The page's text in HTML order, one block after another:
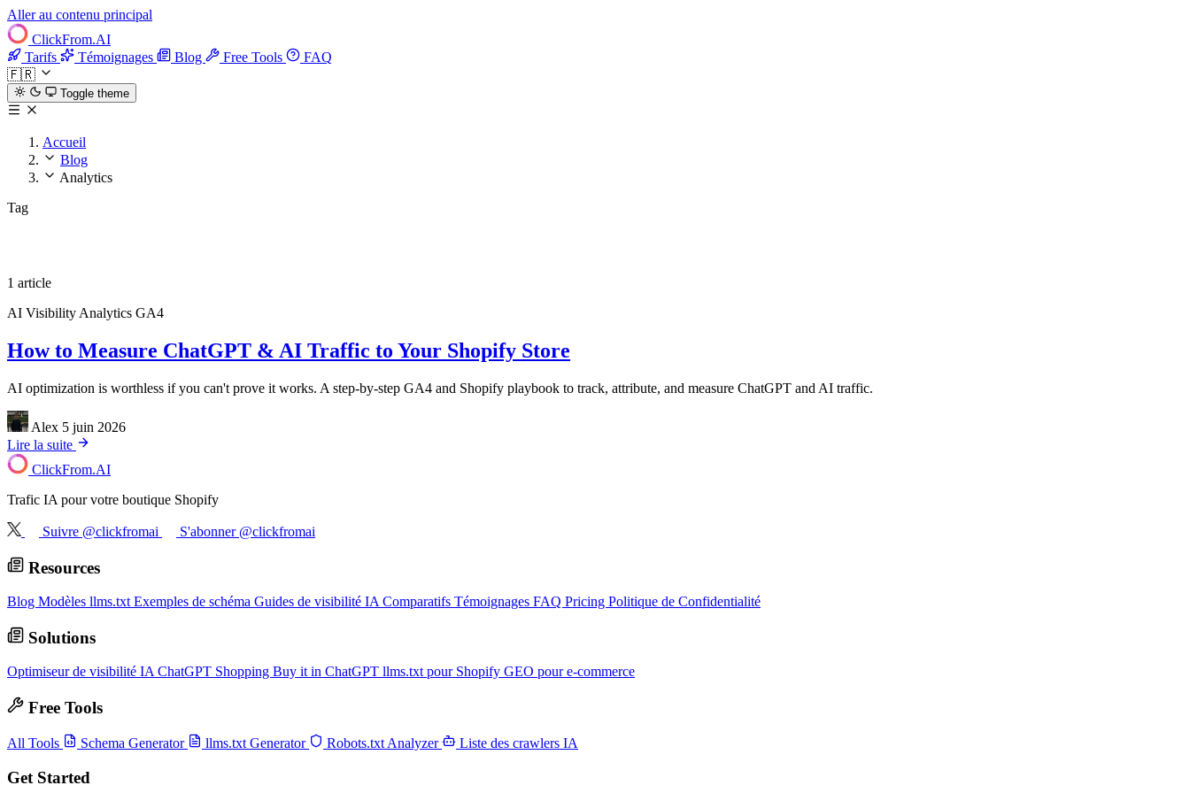
Aller au contenu principal
ClickFrom.AI
Tarifs
Témoignages Blog Free Tools
FAQ
🇫🇷
Toggle theme
Accueil
Blog
Analytics
Tag
1 article
AI Visibility Analytics GA4
How to Measure ChatGPT & AI Traffic to Your Shopify Store
AI optimization is worthless if you can't prove it works. A step-by-step GA4 and Shopify playbook to track, attribute, and measure ChatGPT and AI traffic.
Alex 5 juin 2026
Lire la suite
ClickFrom.AI
Trafic IA pour votre boutique Shopify
Suivre @clickfromai S'abonner @clickfromai
Resources
Blog Modèles llms.txt Exemples de schéma Guides de visibilité IA Comparatifs Témoignages FAQ Pricing Politique de Confidentialité
Solutions
Optimiseur de visibilité IA ChatGPT Shopping Buy it in ChatGPT llms.txt pour Shopify GEO pour e-commerce
Free Tools
All Tools Schema Generator llms.txt Generator Robots.txt Analyzer Liste des crawlers IA
Get Started